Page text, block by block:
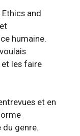
and
humaine.
les faire
et en
du genre.